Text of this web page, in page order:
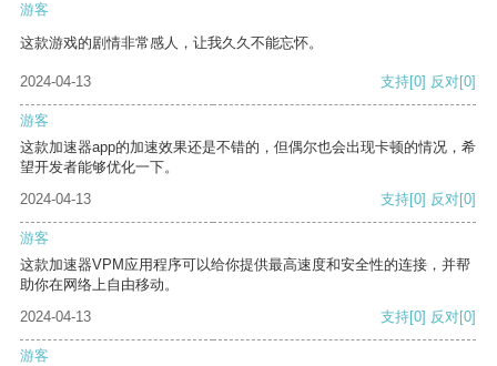
游客
这款游戏的剧情非常感人，让我久久不能忘怀。
2024-04-13 支持[0] 反对[0]
游客
这款加速器app的加速效果还是不错的，但偶尔也会出现卡顿的情况，希
望开发者能够优化一下。
2024-04-13
支持[0] 反对[0]
游客
这款加速器VPM应用程序可以给你提供最高速度和安全性的连接，并帮
助你在网络上自由移动。
2024-04-13
支持[0] 反对[0]
游客